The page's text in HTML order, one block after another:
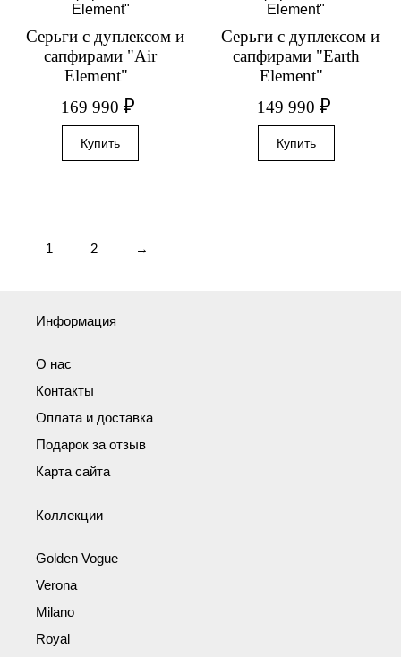
Серьги с дуплексом и
сапфирами "Air
Element"
169 990₽
Серьги с дуплексом и
сапфирами "Earth
Element"
149 990 ₽
1 2 →
Информация
О нас
Контакты
Оплата и доставка
Подарок за отзыв
Карта сайта
Коллекции
Golden Vogue
Verona
Milano
Royal